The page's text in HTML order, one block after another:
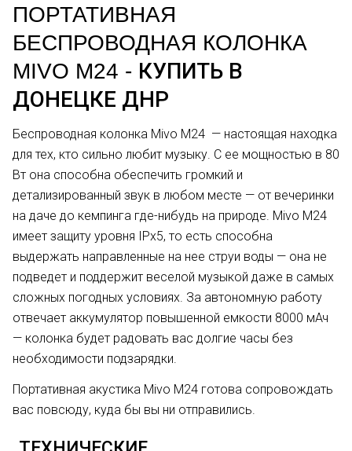
ПОРТАТИВНАЯ
БЕСПРОВОДНАЯ КОЛОНКА
MIVO M24 - КУПИТЬ В
ДОНЕЦКЕ ДНР
Беспроводная колонка Mivo M24 — настоящая находка
для тех, кто сильно любит музыку. С ее мощностью в 80
Вт она способна обеспечить громкий и
детализированный звук в любом месте — от вечеринки
на даче до кемпинга где-нибудь на природе. Mivo M24
имеет защиту уровня IPx5, то есть способна
выдержать направленные на нее струи воды — она не
подведет и поддержит веселой музыкой даже в самых
сложных погодных условиях. За автономную работу
отвечает аккумулятор повышенной емкости 8000 мАч
— колонка будет радовать вас долгие часы без
необходимости подзарядки.
Портативная акустика Mivo M24 готова сопровождать
вас повсюду, куда бы вы ни отправились.